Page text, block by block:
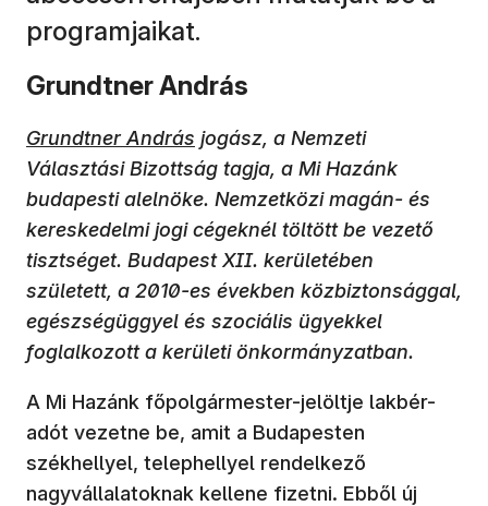
programjaikat.
Grundtner András
Grundtner András jogász, a Nemzeti
Választási Bizottság tagja, a Mi Hazánk
budapesti alelnöke. Nemzetközi magán- és
kereskedelmi jogi cégeknél töltött be vezető
tisztséget. Budapest XII. kerületében
született, a 2010-es években közbiztonsággal,
egészségüggyel és szociális ügyekkel
foglalkozott a kerületi önkormányzatban.
A Mi Hazánk főpolgármester-jelöltje lakbér-
adót vezetne be, amit a Budapesten
székhellyel, telephellyel rendelkező
nagyvállalatoknak kellene fizetni. Ebből új